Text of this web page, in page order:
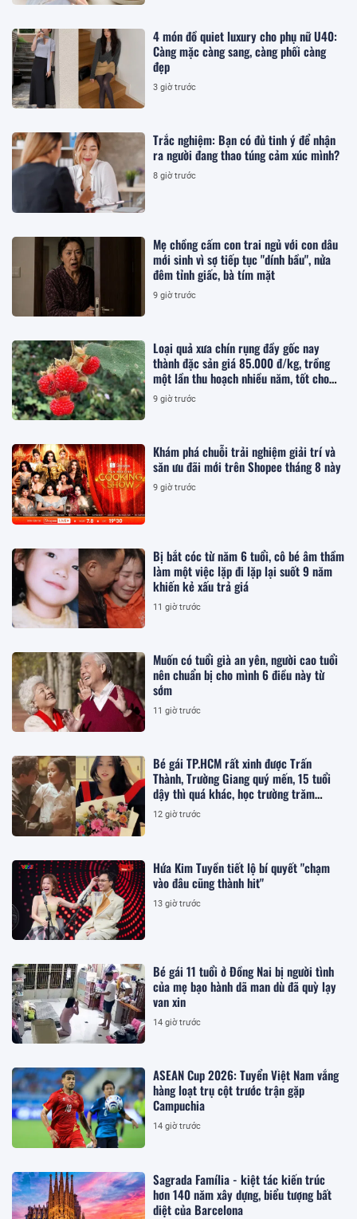
4 món đồ quiet luxury cho phụ nữ U40:
Càng mặc càng sang, càng phối càng
đẹp
3 giờ trước
Trắc nghiệm: Bạn có đủ tinh ý để nhận
ra người đang thao túng cảm xúc mình?
8 giờ trước
Mẹ chồng cấm con trai ngủ với con dâu
mới sinh vì sợ tiếp tục "dính bầu", nửa
đêm tỉnh giấc, bà tím mặt
9 giờ trước
Loại quả xưa chín rụng đầy gốc nay
thành đặc sản giá 85.000 đ/kg, trồng
một lần thu hoạch nhiều năm, tốt cho
sức khỏe
9 giờ trước
Khám phá chuỗi trải nghiệm giải trí và
săn ưu đãi mới trên Shopee tháng 8 này
9 giờ trước
Bị bắt cóc từ năm 6 tuổi, cô bé âm thầm
làm một việc lặp đi lặp lại suốt 9 năm
khiến kẻ xấu trả giá
11 giờ trước
Muốn có tuổi già an yên, người cao tuổi
nên chuẩn bị cho mình 6 điều này từ
sớm
11 giờ trước
Bé gái TP.HCM rất xinh được Trấn
Thành, Trường Giang quý mến, 15 tuổi
dậy thì quá khác, học trường trăm
triệu/năm
12 giờ trước
Hứa Kim Tuyền tiết lộ bí quyết "chạm
vào đâu cũng thành hit"
13 giờ trước
Bé gái 11 tuổi ở Đồng Nai bị người tình
của mẹ bạo hành dã man dù đã quỳ lạy
van xin
14 giờ trước
ASEAN Cup 2026: Tuyển Việt Nam vắng
hàng loạt trụ cột trước trận gặp
Campuchia
14 giờ trước
Sagrada Família - kiệt tác kiến trúc
hơn 140 năm xây dựng, biểu tượng bất
diệt của Barcelona